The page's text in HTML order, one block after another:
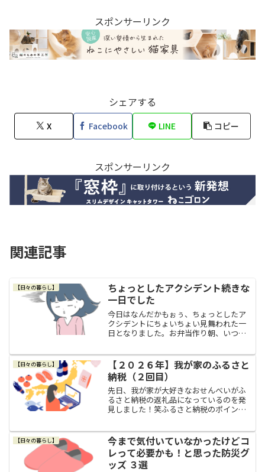
スポンサーリンク
シェアする
X Facebook LINE コピー
スポンサーリンク
関連記事
【日々の暮らし】
ちょっとしたアクシデント続きな
一日でした
今日はなんだかもぉぅ、ちょっとしたア
クシデントにちょいちょい見舞われた一
日となりました。お弁当作り朝、いつも
くらいの隙間が出来てしまって、見るか
らに何かもう１品欲しい感...
【日々の暮らし】
【２０２６年】我が家のふるさと
納税（２回目）
先日、我が家が大好きなおせんべいがふ
るさと納税の返礼品になっているのを発
見しました！笑ふるさと納税のポイント
り、ふるさと納税の「ポイント等の付与
を行う事業者を通じた募集を禁...
【日々の暮らし】
今まで気付いていなかったけどコ
レって必要かも！と思った防災グ
ッズ ３選